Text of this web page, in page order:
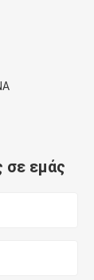
σε εμάς